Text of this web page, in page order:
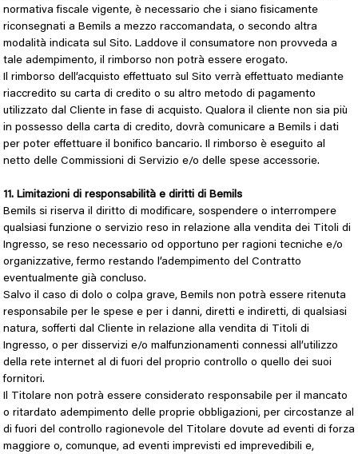
normativa fiscale vigente, è necessario che i siano fisicamente
riconsegnati a Bemils a mezzo raccomandata, o secondo altra
modalità indicata sul Sito. Laddove il consumatore non provveda a
tale adempimento, il rimborso non potrà essere erogato.
Il rimborso dell’acquisto effettuato sul Sito verrà effettuato mediante
riaccredito su carta di credito o su altro metodo di pagamento
utilizzato dal Cliente in fase di acquisto. Qualora il cliente non sia più
in possesso della carta di credito, dovrà comunicare a Bemils i dati
per poter effettuare il bonifico bancario. Il rimborso è eseguito al
netto delle Commissioni di Servizio e/o delle spese accessorie.
11. Limitazioni di responsabilità e diritti di Bemils
Bemils si riserva il diritto di modificare, sospendere o interrompere
qualsiasi funzione o servizio reso in relazione alla vendita dei Titoli di
Ingresso, se reso necessario od opportuno per ragioni tecniche e/o
organizzative, fermo restando l’adempimento del Contratto
eventualmente già concluso.
Salvo il caso di dolo o colpa grave, Bemils non potrà essere ritenuta
responsabile per le spese e per i danni, diretti e indiretti, di qualsiasi
natura, sofferti dal Cliente in relazione alla vendita di Titoli di
Ingresso, o per disservizi e/o malfunzionamenti connessi all’utilizzo
della rete internet al di fuori del proprio controllo o quello dei suoi
fornitori.
Il Titolare non potrà essere considerato responsabile per il mancato
o ritardato adempimento delle proprie obbligazioni, per circostanze al
di fuori del controllo ragionevole del Titolare dovute ad eventi di forza
maggiore o, comunque, ad eventi imprevisti ed imprevedibili e,